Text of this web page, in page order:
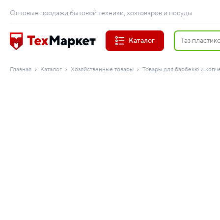
Оптовые продажи бытовой техники, хозтоваров и посуды
Каталог
Главная Каталог Хозяйственные товары Товары для барбекю и